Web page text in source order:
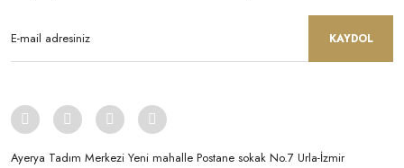
KAYDOL
Ayerya Tadım Merkezi Yeni mahalle Postane sokak No.7 Urla-İzmir